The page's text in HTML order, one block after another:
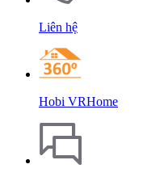
Liên hệ
Hobi VRHome